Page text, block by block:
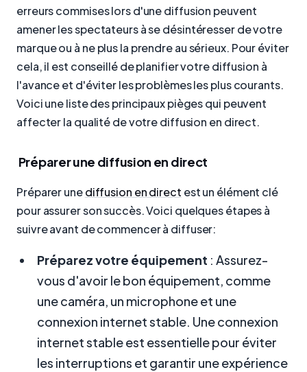
erreurs commises lors d'une diffusion peuvent
amener les spectateurs à se désintéresser de votre
marque ou à ne plus la prendre au sérieux. Pour éviter
cela, il est conseillé de planifier votre diffusion à
l'avance et d'éviter les problèmes les plus courants.
Voici une liste des principaux pièges qui peuvent
affecter la qualité de votre diffusion en direct.
Préparer une diffusion en direct
Préparer unediffusion en direct est un élément clé
pour assurer son succès. Voici quelques étapes à
suivre avant de commencer à diffuser:
Préparez votre équipement : Assurez-
vous d'avoir le bon équipement, comme
une caméra, un microphone et une
connexion internet stable. Une connexion
internet stable est essentielle pour éviter
les interruptions et garantir une expérience